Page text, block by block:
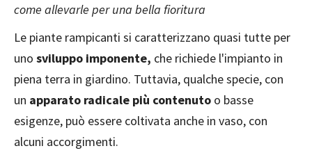
come allevarle per una bella fioritura
Le piante rampicanti si caratterizzano quasi tutte per
uno sviluppo imponente, che richiede l'impianto in
piena terra in giardino. Tuttavia, qualche specie, con
un apparato radicale più contenuto o basse
esigenze, può essere coltivata anche in vaso, con
alcuni accorgimenti.